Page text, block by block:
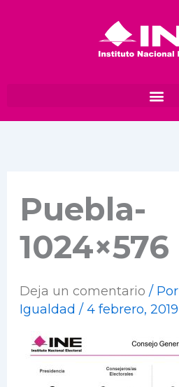
Puebla-
1024×576
Deja un comentario / Por
Igualdad /4 febrero, 2019